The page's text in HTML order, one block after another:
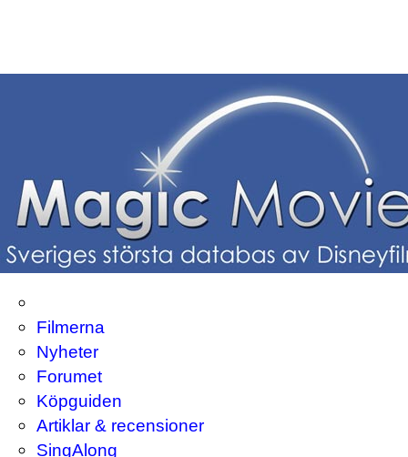
Filmerna
Nyheter
Forumet
Köpguiden
Artiklar & recensioner
SingAlong